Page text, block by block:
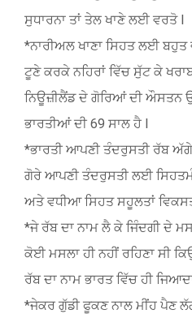
ਸੁਧਾਰਨਾ ਤਾਂ ਤੇਲ ਖਾਣੇ ਲਈ ਵਰਤੋ l
*ਨਾਰੀਅਲ ਖਾਣਾ ਸਿਹਤ ਲਈ
ਟੂਣੇ ਕਰਕੇ ਨਹਿਰਾਂ ਵਿੱਚ ਸੁੱਟ ਕੇ
ਨਿਊਜ਼ੀਲੈਂਡ ਦੇ ਗੋਰਿਆਂ ਦੀ ਔਸਤਨ
ਭਾਰਤੀਆਂ ਦੀ 69 ਸਾਲ ਹੈ l
*ਭਾਰਤੀ ਆਪਣੀ ਤੰਦਰੁਸਤੀ ਰੱਬ
ਗੋਰੇ ਆਪਣੀ ਤੰਦਰੁਸਤੀ ਲਈ
ਅਤੇ ਵਧੀਆ ਸਿਹਤ ਸਹੂਲਤਾਂ
*ਜੇ ਰੱਬ ਦਾ ਨਾਮ ਲੈ ਕੇ ਜਿੰਦਗੀ ਦੇ
ਕੋਈ ਮਸਲਾ ਹੀ ਨਹੀਂ ਰਹਿਣਾ ਸੀ
ਰੱਬ ਦਾ ਨਾਮ ਭਾਰਤ ਵਿੱਚ ਹੀ
*ਜੇਕਰ ਗੁੱਡੀ ਫੂਕਣ ਨਾਲ ਮੀਂਹ ਪੈਣ